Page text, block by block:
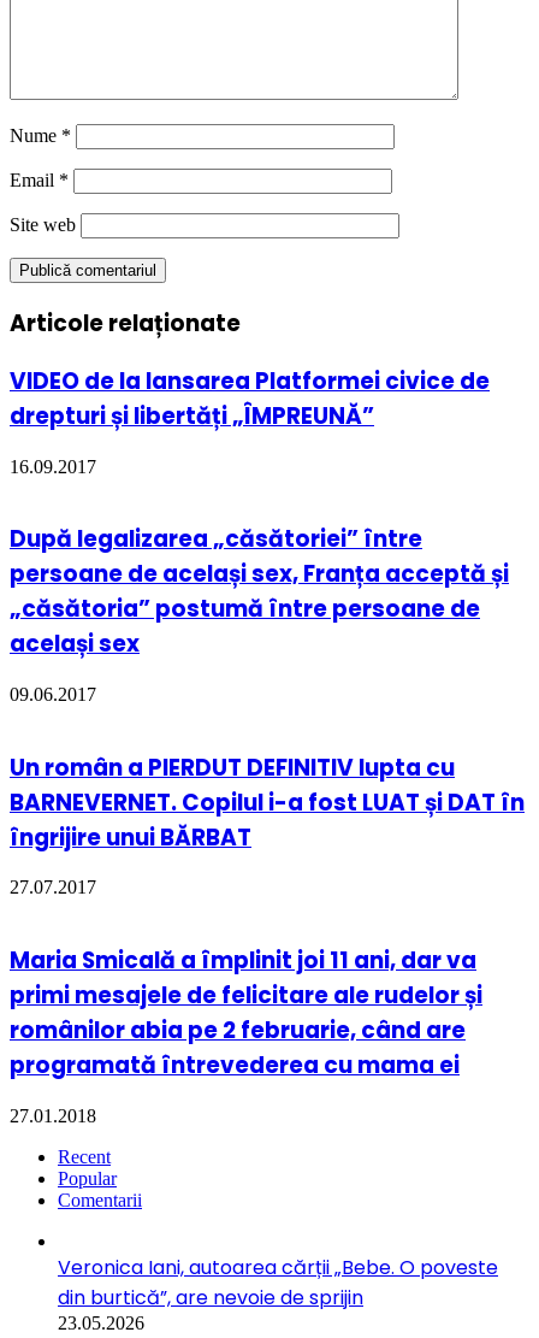
Nume *
Email *
Site web
Articole relaționate
VIDEO de la lansarea Platformei civice de
drepturi și libertăți „ÎMPREUNĂ”
16.09.2017
După legalizarea „căsătoriei” între
persoane de același sex, Franța acceptă și
„căsătoria” postumă între persoane de
același sex
09.06.2017
Un român a PIERDUT DEFINITIV lupta cu
BARNEVERNET. Copilul i-a fost LUAT și DAT în
îngrijire unui BĂRBAT
27.07.2017
Maria Smicală a împlinit joi 11 ani, dar va
primi mesajele de felicitare ale rudelor și
românilor abia pe 2 februarie, când are
programată întrevederea cu mama ei
27.01.2018
Recent
Popular
Comentarii
Veronica Iani, autoarea cărții „Bebe. O poveste
din burtică”, are nevoie de sprijin
23.05.2026